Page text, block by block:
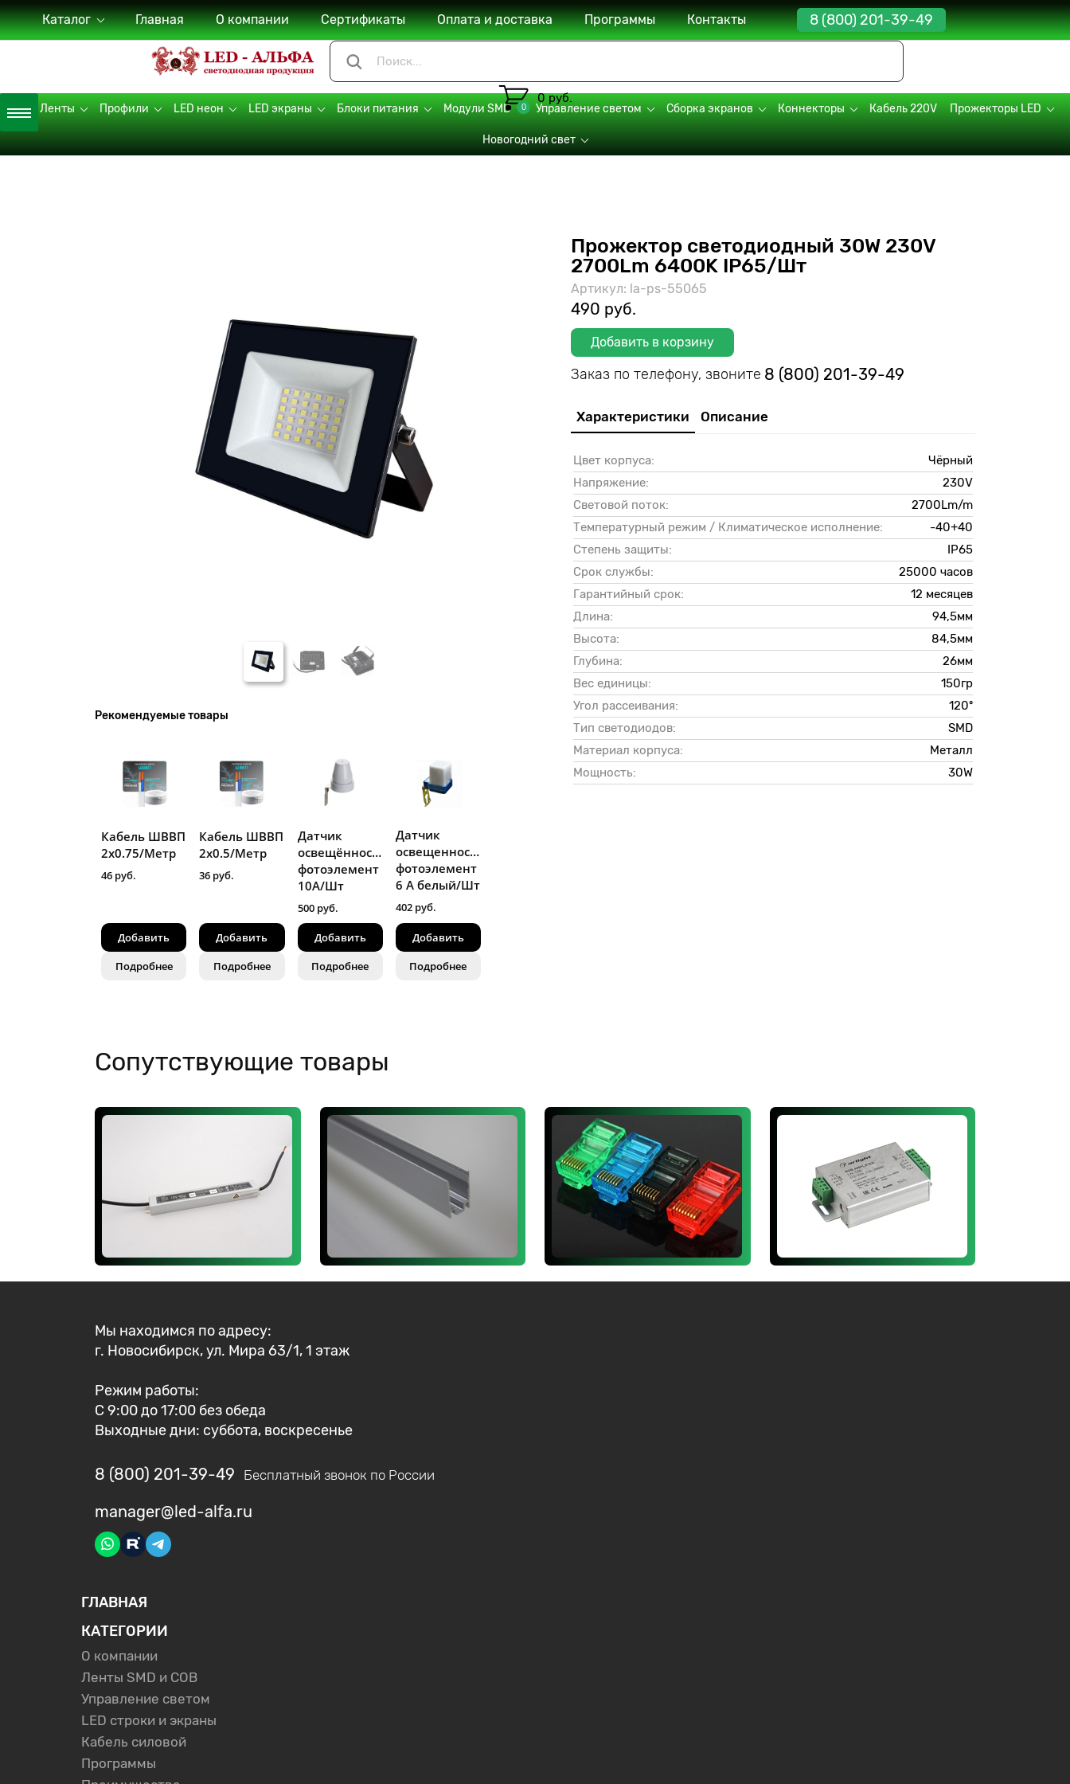
Каталог Главная О компании Сертификаты Оплата и доставка Программы Контакты 8 (800) 201-39-49
0
0 руб.
LED Ленты Профили LED неон LED экраны Блоки питания Модули SMD Управление светом Сборка экранов Коннекторы Кабель 220V Прожекторы LED
Новогодний свет
Прожектор светодиодный 30W 230V
2700Lm 6400K IP65/Шт
Артикул: la-ps-55065
490 руб.
Добавить в корзину
Заказ по телефону, звоните 8 (800) 201-39-49
Характеристики Описание
Цвет корпуса:
Чёрный
Напряжение:
230V
Световой поток:
2700Lm/m
Температурный режим / Климатическое исполнение:
-40+40
Степень защиты:
IP65
Срок службы:
25000 часов
Гарантийный срок:
12 месяцев
Длина:
94,5мм
Высота:
84,5мм
Глубина:
26мм
Вес единицы:
150гр
Угол рассеивания:
120º
Тип светодиодов:
SMD
Материал корпуса:
Металл
Мощность:
30W
Рекомендуемые товары
Кабель ШВВП
2х0.75/Метр
46 руб.
Добавить
Подробнее
Кабель ШВВП
2х0.5/Метр
36 руб.
Добавить
Подробнее
Датчик
освещённости-
фотоэлемент
10А/Шт
500 руб.
Добавить
Подробнее
Датчик
освещенности-
фотоэлемент
6 А белый/Шт
402 руб.
Добавить
Подробнее
Сопутствующие товары
Мы находимся по адресу:
г. Новосибирск, ул. Мира 63/1, 1 этаж
Режим работы:
С 9:00 до 17:00 без обеда
Выходные дни: суббота, воскресенье
8 (800) 201-39-49 Бесплатный звонок по России
manager@led-alfa.ru
ГЛАВНАЯ
КАТЕГОРИИ
О компании
Ленты SMD и COB
Управление светом
LED строки и экраны
Кабель силовой
Программы